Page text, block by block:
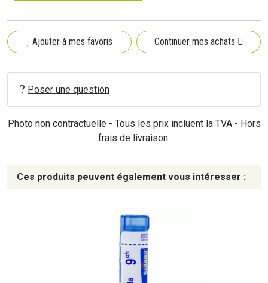
Ajouter à mes favoris Continuer mes achats
Poser une question
Photo non contractuelle - Tous les prix incluent la TVA - Hors
frais de livraison.
Ces produits peuvent également vous intéresser :